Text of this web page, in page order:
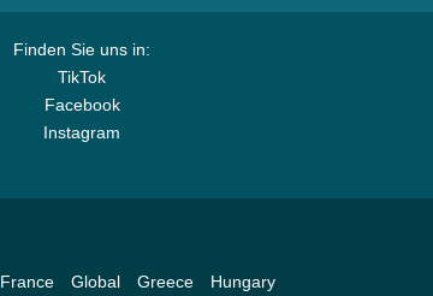
Finden Sie uns in:
TikTok
Facebook
Instagram
France Global Greece Hungary